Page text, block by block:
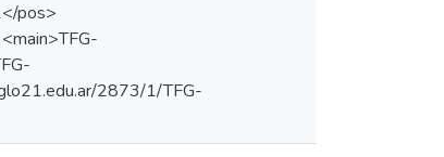
pos>
2873/1/TFG-